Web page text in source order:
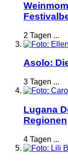
2 Tagen ...
Asolo:
3 Tagen ...
Lugana
Regionen
4 Tagen ...